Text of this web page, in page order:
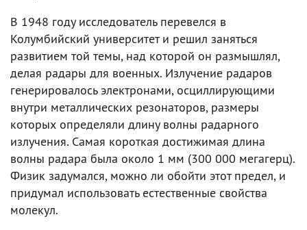
В 1948 году исследователь перевелся в
Колумбийский университет и решил заняться
развитием той темы, над которой он размышлял,
делая радары для военных. Излучение радаров
генерировалось электронами, осциллирующими
внутри металлических резонаторов, размеры
которых определяли длину волны радарного
излучения. Самая короткая достижимая длина
волны радара была около 1 мм (300 000 мегагерц).
Физик задумался, можно ли обойти этот предел, и
придумал использовать естественные свойства
молекул.